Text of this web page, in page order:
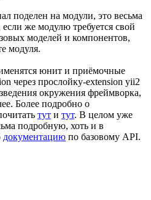
поделен на модули, это весьма
же модулю требуется свой
моделей и компонентов,
модуля.
юнит и приёмочные
через прослойку-extension yii2
окружения фреймворка,
Более подробно о
тут и тут. В целом уже
подробную, хоть и в
документацию по базовому API.